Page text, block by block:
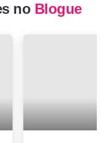
no Blogue